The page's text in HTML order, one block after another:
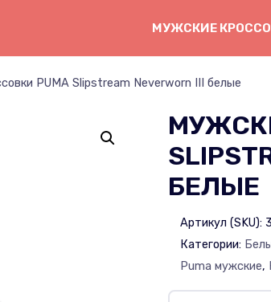
МУЖСКИЕ
PUMA Slipstream Neverworn III белые
БЕЛЫЕ
Артикул (SKU):
Категории:
Puma мужские,